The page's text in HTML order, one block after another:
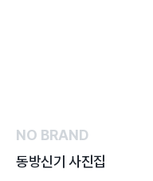
NO BRAND
동방신기 사진집